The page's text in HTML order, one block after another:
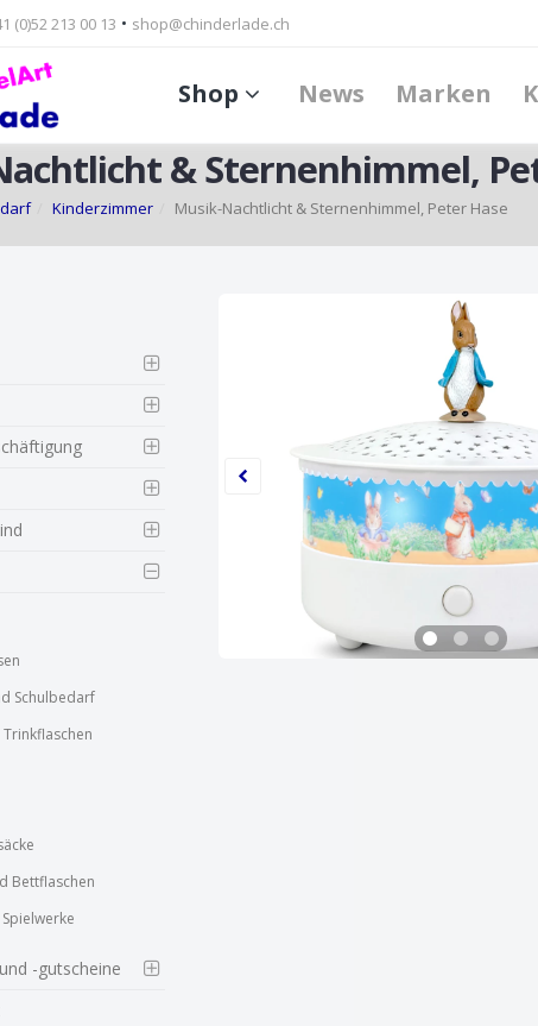
(0)52 213 00 13 • shop@chinderlade.ch
Shop News Marken
& Sternenhimmel,
Kinderzimmer Musik-Nachtlicht & Sternenhimmel, Peter Hase
Schulbedarf
Bettflaschen
-gutscheine